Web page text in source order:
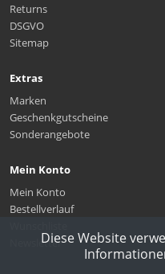
Returns
DSGVO
Sitemap
Extras
Marken
Geschenkgutscheine
Sonderangebote
Mein Konto
Mein Konto
Bestellverlauf
NewsletterDiese Website